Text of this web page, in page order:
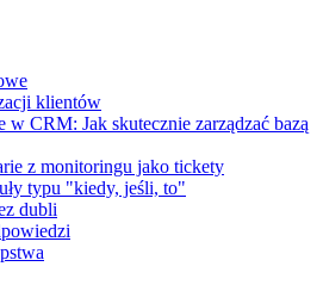
klientów
w CRM: Jak skutecznie zarządzać bazą
z monitoringu jako tickety
typu "kiedy, jeśli, to"
dubli